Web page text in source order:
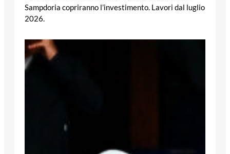
Sampdoria copriranno l’investimento. Lavori dal luglio
2026.